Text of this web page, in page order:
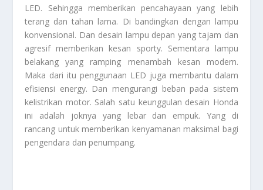
LED. Sehingga memberikan pencahayaan yang lebih
terang dan tahan lama. Di bandingkan dengan lampu
konvensional. Dan desain lampu depan yang tajam dan
agresif memberikan kesan sporty. Sementara lampu
belakang yang ramping menambah kesan modern.
Maka dari itu penggunaan LED juga membantu dalam
efisiensi energy. Dan mengurangi beban pada sistem
kelistrikan motor. Salah satu keunggulan desain Honda
ini adalah joknya yang lebar dan empuk. Yang di
rancang untuk memberikan kenyamanan maksimal bagi
pengendara dan penumpang.